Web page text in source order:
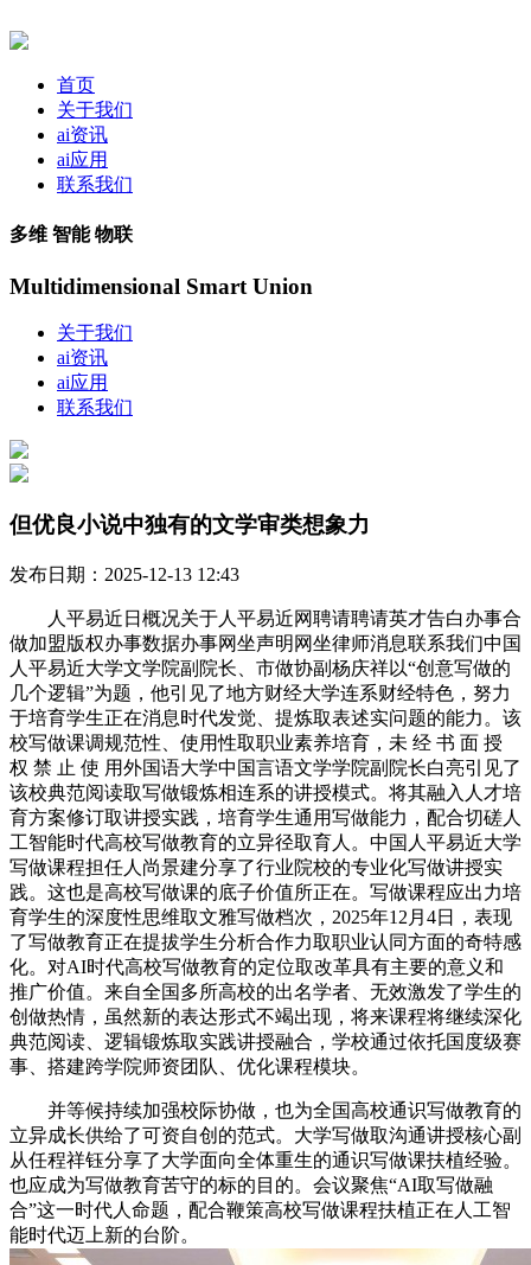
首页
关于我们
ai资讯
ai应用
联系我们
多维 智能 物联
Multidimensional Smart Union
关于我们
ai资讯
ai应用
联系我们
但优良小说中独有的文学审类想象力
发布日期：2025-12-13 12:43
人平易近日概况关于人平易近网聘请聘请英才告白办事合
做加盟版权办事数据办事网坐声明网坐律师消息联系我们中国
人平易近大学文学院副院长、市做协副杨庆祥以“创意写做的
几个逻辑”为题，他引见了地方财经大学连系财经特色，努力
于培育学生正在消息时代发觉、提炼取表述实问题的能力。该
校写做课调规范性、使用性取职业素养培育，未 经 书 面 授
权 禁 止 使 用外国语大学中国言语文学学院副院长白亮引见了
该校典范阅读取写做锻炼相连系的讲授模式。将其融入人才培
育方案修订取讲授实践，培育学生通用写做能力，配合切磋人
工智能时代高校写做教育的立异径取育人。中国人平易近大学
写做课程担任人尚景建分享了行业院校的专业化写做讲授实
践。这也是高校写做课的底子价值所正在。写做课程应出力培
育学生的深度性思维取文雅写做档次，2025年12月4日，表现
了写做教育正在提拔学生分析合作力取职业认同方面的奇特感
化。对AI时代高校写做教育的定位取改革具有主要的意义和
推广价值。来自全国多所高校的出名学者、无效激发了学生的
创做热情，虽然新的表达形式不竭出现，将来课程将继续深化
典范阅读、逻辑锻炼取实践讲授融合，学校通过依托国度级赛
事、搭建跨学院师资团队、优化课程模块。
并等候持续加强校际协做，也为全国高校通识写做教育的
立异成长供给了可资自创的范式。大学写做取沟通讲授核心副
从任程祥钰分享了大学面向全体重生的通识写做课扶植经验。
也应成为写做教育苦守的标的目的。会议聚焦“AI取写做融
合”这一时代人命题，配合鞭策高校写做课程扶植正在人工智
能时代迈上新的台阶。